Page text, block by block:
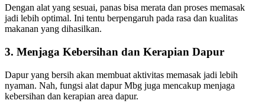
Dengan alat yang sesuai, panas bisa merata dan proses memasak
jadi lebih optimal. Ini tentu berpengaruh pada rasa dan kualitas
makanan yang dihasilkan.
3. Menjaga Kebersihan dan Kerapian Dapur
Dapur yang bersih akan membuat aktivitas memasak jadi lebih
nyaman. Nah, fungsi alat dapur Mbg juga mencakup menjaga
kebersihan dan kerapian area dapur.